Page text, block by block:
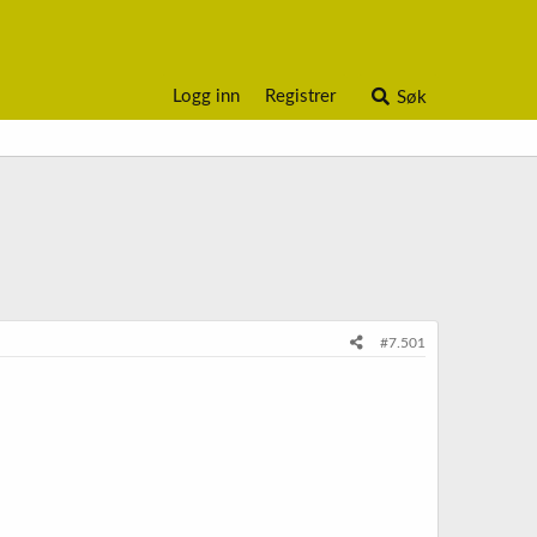
Logg inn Registrer Søk
#7.501